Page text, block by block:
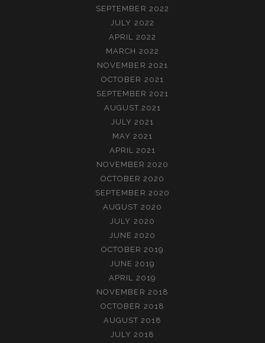
SEPTEMBER 2022
JULY 2022
APRIL 2022
MARCH 2022
NOVEMBER 2021
OCTOBER 2021
SEPTEMBER 2021
AUGUST 2021
JULY 2021
MAY 2021
APRIL 2021
NOVEMBER 2020
OCTOBER 2020
SEPTEMBER 2020
AUGUST 2020
JULY 2020
JUNE 2020
OCTOBER 2019
JUNE 2019
APRIL 2019
NOVEMBER 2018
OCTOBER 2018
AUGUST 2018
JULY 2018